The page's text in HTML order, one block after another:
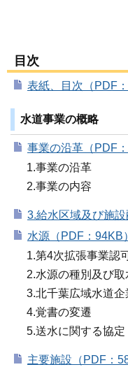
目次
表紙、目次（PDF：
水道事業の概略
事業の沿革（PDF：
1.事業の沿革
2.事業の内容
3.給水区域及び施
水源（PDF：94KB）
1.第4次拡張事業認
2.水源の種別及び取
3.北千葉広域水道
4.覚書の変遷
5.送水に関する協定
主要施設（PDF：